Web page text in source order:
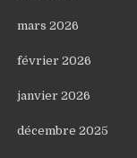
mars 2026
février 2026
janvier 2026
décembre 2025